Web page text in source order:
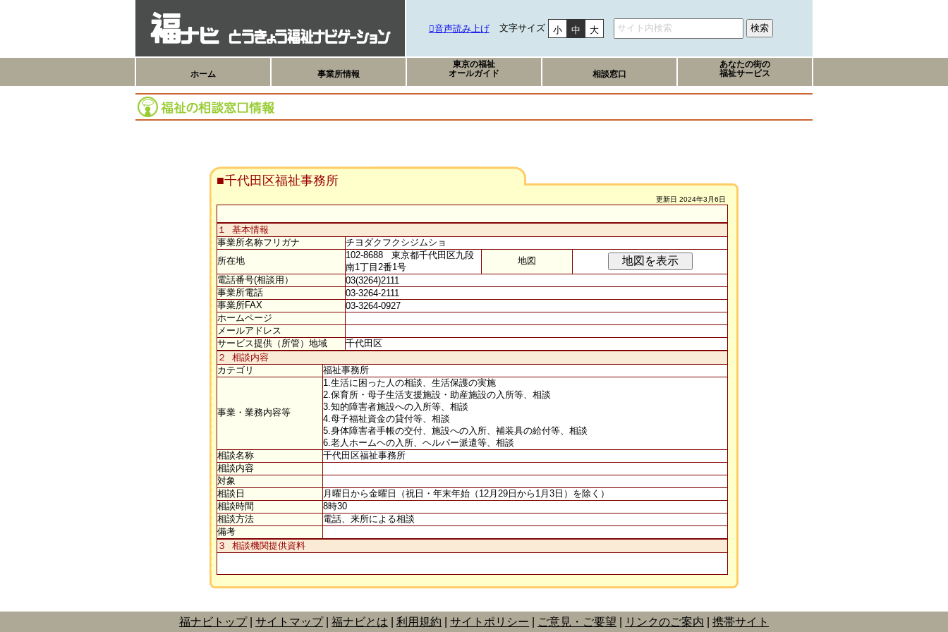
音声読み上げ 文字サイズ 小 中 大
ホーム 事業所情報
東京の福祉
オールガイド
相談窓口
あなたの街の
福祉サービス
■千代田区福祉事務所
更新日 2024年3月6日
１ 基本情報
事業所名称フリガナ
チヨダクフクシジムショ
所在地
102-8688 東京都千代田区九段
南1丁目2番1号
地図
電話番号(相談用）
03(3264)2111
事業所電話
03-3264-2111
事業所FAX
03-3264-0927
ホームページ
メールアドレス
サービス提供（所管）地域
千代田区
２ 相談内容
カテゴリ
福祉事務所
事業・業務内容等
1.生活に困った人の相談、生活保護の実施
2.保育所・母子生活支援施設・助産施設の入所等、相談
3.知的障害者施設への入所等、相談
4.母子福祉資金の貸付等、相談
5.身体障害者手帳の交付、施設への入所、補装具の給付等、相談
6.老人ホームヘの入所、ヘルパー派遣等、相談
相談名称
千代田区福祉事務所
相談内容
対象
相談日
月曜日から金曜日（祝日・年末年始（12月29日から1月3日）を除く）
相談時間
8時30
相談方法
電話、来所による相談
備考
３ 相談機関提供資料
福ナビトップ サイトマップ 福ナビとは 利用規約 サイトポリシー ご意見・ご要望 リンクのご案内 携帯サイト